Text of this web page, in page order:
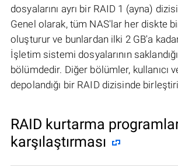
dosyalarını ayrı bir RAID 1 (ayna)
Genel olarak, tüm NAS'lar her diskte
oluşturur ve bunlardan ilki 2 GB'a
İşletim sistemi dosyalarının
bölümdedir. Diğer bölümler, kullanıcı
depolandığı bir RAID dizisinde
RAID kurtarma
karşılaştırması